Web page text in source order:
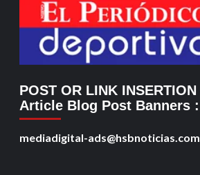
POST OR LINK INSERTION
Article Blog Post Banners :
mediadigital-ads@hsbnoticias.com